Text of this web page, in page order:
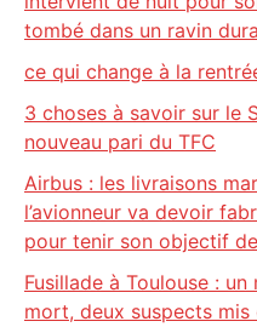
tombé dans un ravin
ce qui change à la
3 choses à savoir sur le
nouveau pari du TFC
Airbus : les livraisons
l’avionneur va devoir
pour tenir son objectif
Fusillade à Toulouse :
mort, deux suspects